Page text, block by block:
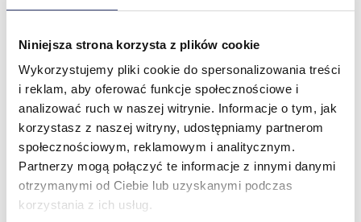
Niniejsza strona korzysta z plików cookie
Wykorzystujemy pliki cookie do spersonalizowania treści
i reklam, aby oferować funkcje społecznościowe i
analizować ruch w naszej witrynie. Informacje o tym, jak
korzystasz z naszej witryny, udostępniamy partnerom
społecznościowym, reklamowym i analitycznym.
Partnerzy mogą połączyć te informacje z innymi danymi
otrzymanymi od Ciebie lub uzyskanymi podczas
korzystania z ich usług.
Profilaktyka i diagnostyka
Wróć
Pulsoksymetry
Ciśnieniomierze
Inhalatory
Instrumenty diagnostyczne
Artykuły Przeciwodleżynowe
Termometry
Zobacz wszystko